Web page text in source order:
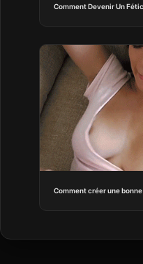
Comment Devenir Un
Comment créer une